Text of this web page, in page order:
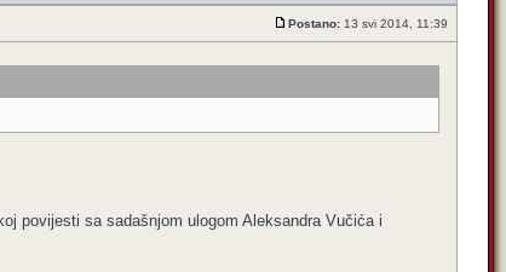
Postano: 13 svi 2014, 11:39
povijesti sa sadašnjom ulogom Aleksandra Vučića i